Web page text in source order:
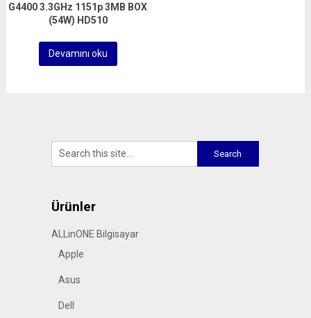
G4400 3.3GHz 1151p 3MB BOX
(54W) HD510
Devamını oku
Ürünler
ALLinONE Bilgisayar
Apple
Asus
Dell